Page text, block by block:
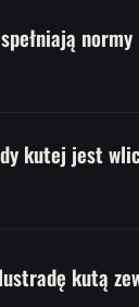
normy
kutej jest
kutą